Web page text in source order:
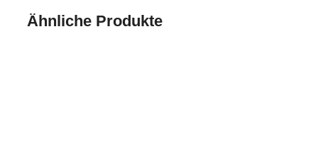
Ähnliche Produkte